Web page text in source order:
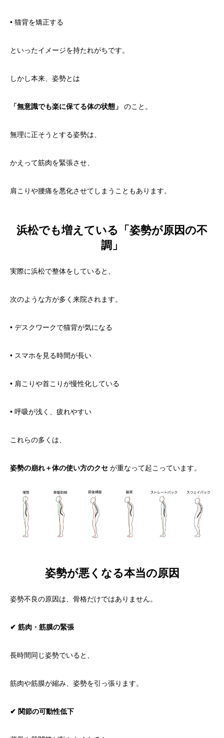
• 猫背を矯正する
といったイメージを持たれがちです。
しかし本来、姿勢とは
「無意識でも楽に保てる体の状態」 のこと。
無理に正そうとする姿勢は、
かえって筋肉を緊張させ、
肩こりや腰痛を悪化させてしまうこともあります。
浜松でも増えている「姿勢が原因の不
調」
実際に浜松で整体をしていると、
次のような方が多く来院されます。
• デスクワークで猫背が気になる
• スマホを見る時間が長い
• 肩こりや首こりが慢性化している
• 呼吸が浅く、疲れやすい
これらの多くは、
姿勢の崩れ＋体の使い方のクセ が重なって起こっています。
姿勢が悪くなる本当の原因
姿勢不良の原因は、骨格だけではありません。
✔ 筋肉・筋膜の緊張
長時間同じ姿勢でいると、
筋肉や筋膜が縮み、姿勢を引っ張ります。
✔ 関節の可動性低下